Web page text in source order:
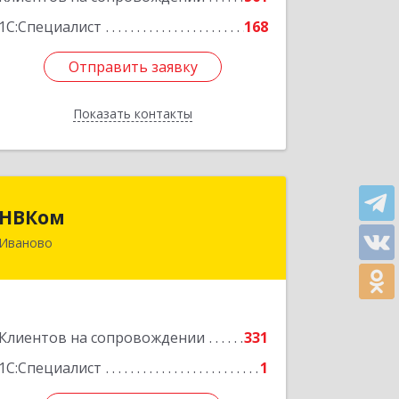
1С:Специалист
168
Отправить заявку
Показать контакты
Отправить заявку
Назад
НВКом
Иваново
Клиентов на сопровождении
331
1С:Специалист
1
153000, Ивановская обл, Иваново г,